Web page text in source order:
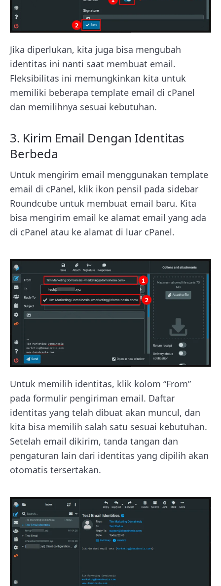
Jika diperlukan, kita juga bisa mengubah
identitas ini nanti saat membuat email.
Fleksibilitas ini memungkinkan kita untuk
memiliki beberapa template email di cPanel
dan memilihnya sesuai kebutuhan.
3. Kirim Email Dengan Identitas
Berbeda
Untuk mengirim email menggunakan template
email di cPanel, klik ikon pensil pada sidebar
Roundcube untuk membuat email baru. Kita
bisa mengirim email ke alamat email yang ada
di cPanel atau ke alamat di luar cPanel.
Untuk memilih identitas, klik kolom “From”
pada formulir pengiriman email. Daftar
identitas yang telah dibuat akan muncul, dan
kita bisa memilih salah satu sesuai kebutuhan.
Setelah email dikirim, tanda tangan dan
pengaturan lain dari identitas yang dipilih akan
otomatis tersertakan.